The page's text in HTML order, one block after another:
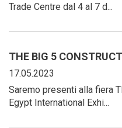
Trade Centre dal 4 al 7 d...
THE BIG 5
17.05.2023
Saremo presenti alla fiera
Egypt International Exhi...